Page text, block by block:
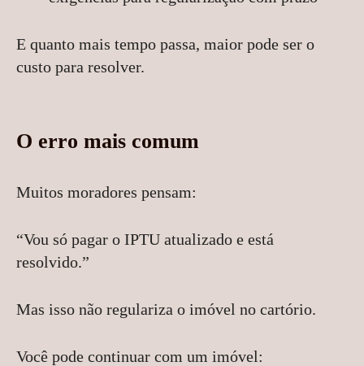
E quanto mais tempo passa, maior pode ser o
custo para resolver.
O erro mais comum
Muitos moradores pensam:
“Vou só pagar o IPTU atualizado e está
resolvido.”
Mas isso não regulariza o imóvel no cartório.
Você pode continuar com um imóvel: